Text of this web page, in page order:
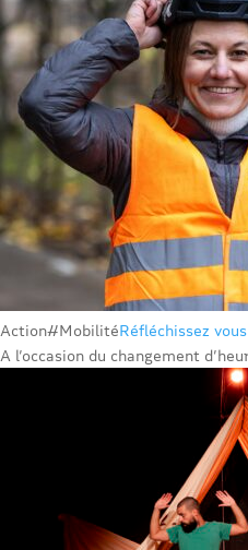
Action#MobilitéRéfléchissez vous
A l’occasion du changement